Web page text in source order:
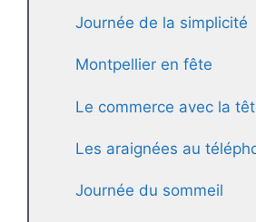
Journée de la simplicité
Montpellier en fête
Le commerce avec la
Les araignées au
Journée du sommeil